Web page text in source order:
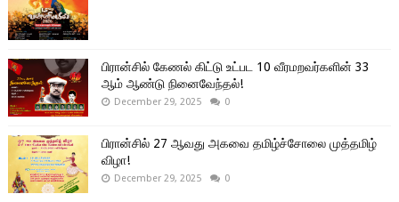
பிரான்சில் கேணல் கிட்டு உட்பட 10 வீரமறவர்களின் 33
ஆம் ஆண்டு நினைவேந்தல்!
December 29, 2025 0
பிரான்சில் 27 ஆவது அகவை தமிழ்ச்சோலை முத்தமிழ்
விழா!
December 29, 2025 0